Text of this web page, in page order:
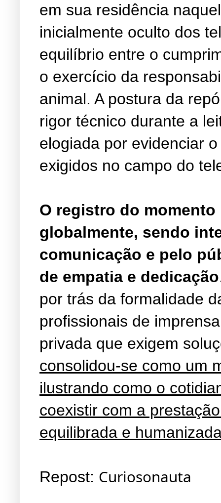
em sua residência
inicialmente oculto dos
equilíbrio entre o
o exercício da
animal. A postura da
rigor técnico durante a
elogiada por evidenciar
exigidos no campo do
O registro do
globalmente, sendo
comunicação e pelo
de empatia e dedicação
por trás da formalidade
profissionais de
privada que exigem
consolidou-se como um
ilustrando como o
coexistir com a
equilibrada e
Repost: Curiosonauta